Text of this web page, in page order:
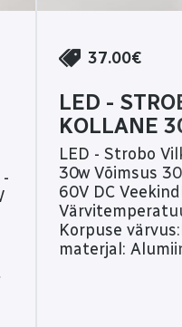
37.00€
LED -
KOLLANE
LED - Strobo
30w Võimsus 30W Tööpinge: 9-
60V DC Veekindlus: IP 67
Värvitemperatuur
Korpuse värvus:Must
materjal: Alumiinium